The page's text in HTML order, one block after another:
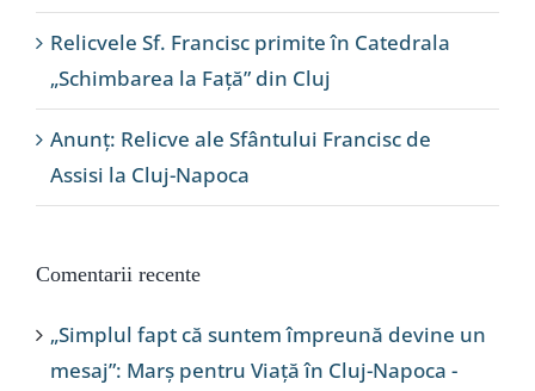
Relicvele Sf. Francisc primite în Catedrala
„Schimbarea la Față” din Cluj
Anunț: Relicve ale Sfântului Francisc de
Assisi la Cluj-Napoca
Comentarii recente
„Simplul fapt că suntem împreună devine un
mesaj”: Marș pentru Viață în Cluj-Napoca -